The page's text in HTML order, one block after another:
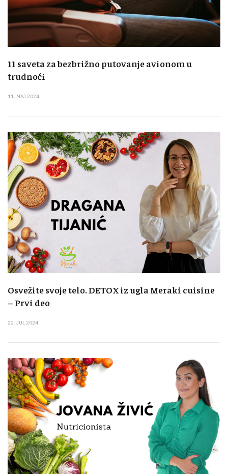
11 saveta za bezbrižno putovanje avionom u
trudnoći
11. MAJ 2024.
Osvežite svoje telo. DETOX iz ugla Meraki cuisine
– Prvi deo
22. JUL 2024.